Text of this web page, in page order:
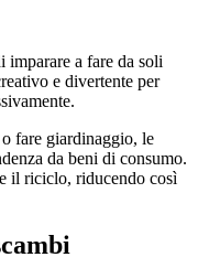
a fare da soli
e divertente per
fare giardinaggio, le
da beni di consumo.
il riciclo, riducendo così